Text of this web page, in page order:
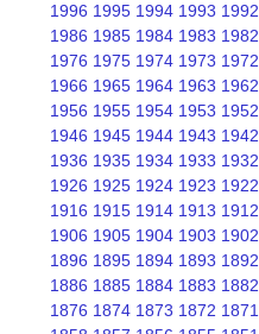
1996 1995 1994 1993 1992
1986 1985 1984 1983 1982
1976 1975 1974 1973 1972
1966 1965 1964 1963 1962
1956 1955 1954 1953 1952
1946 1945 1944 1943 1942
1936 1935 1934 1933 1932
1926 1925 1924 1923 1922
1916 1915 1914 1913 1912
1906 1905 1904 1903 1902
1896 1895 1894 1893 1892
1886 1885 1884 1883 1882
1876 1874 1873 1872 1871